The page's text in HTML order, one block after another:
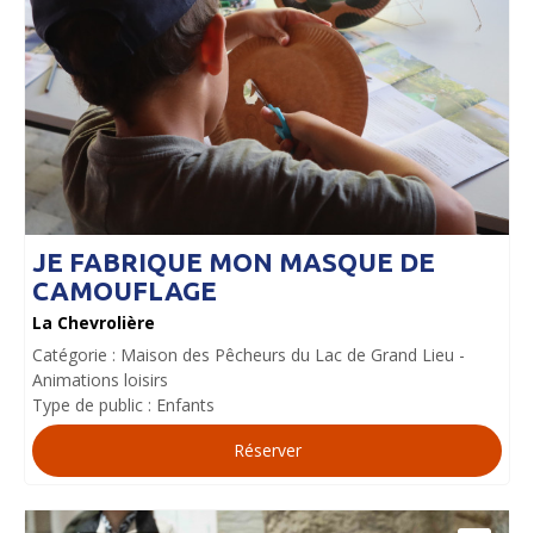
JE FABRIQUE MON MASQUE DE
CAMOUFLAGE
La Chevrolière
Catégorie : Maison des Pêcheurs du Lac de Grand Lieu
Animations loisirs
Type de public : Enfants
Réserver